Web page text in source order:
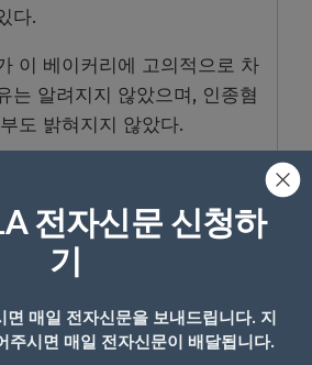
다.
이 베이커리에 고의적으로 차
는 알려지지 않았으며, 인종혐
도 밝혀지지 않았다.
아 버클리에서도 차량 돌진 사
있다.
턱스퀘어에 있는 85°C 베이커
은 여성 운전자가 차를 이 베
충돌해 매장이 크게 파손됐지
전자신문 신청하
기
면 매일 전자신문을 보내드립니다. 지
주시면 매일 전자신문이 배달됩니다.